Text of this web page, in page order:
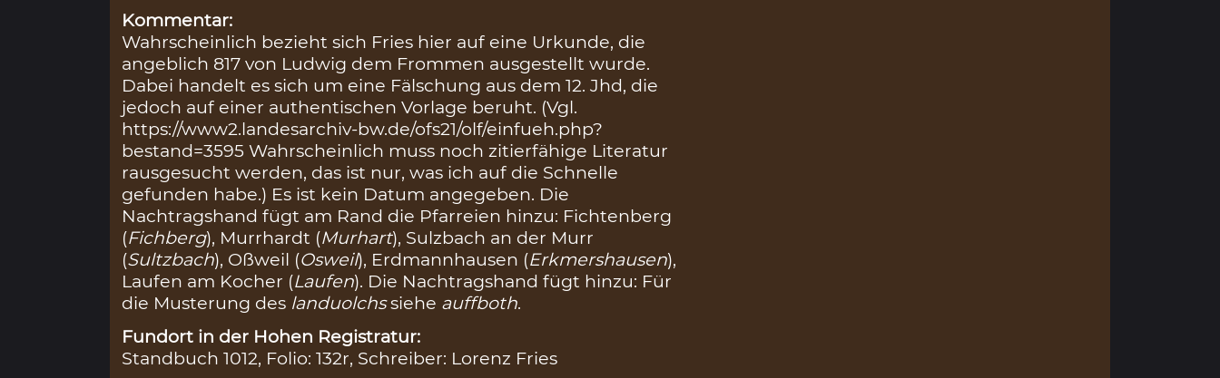
Kommentar:
Wahrscheinlich bezieht sich Fries hier auf eine Urkunde, die
angeblich 817 von Ludwig dem Frommen ausgestellt wurde.
Dabei handelt es sich um eine Fälschung aus dem 12. Jhd, die
jedoch auf einer authentischen Vorlage beruht. (Vgl.
https://www2.landesarchiv-bw.de/ofs21/olf/einfueh.php?
bestand=3595 Wahrscheinlich muss noch zitierfähige Literatur
rausgesucht werden, das ist nur, was ich auf die Schnelle
gefunden habe.) Es ist kein Datum angegeben. Die
Nachtragshand fügt am Rand die Pfarreien hinzu: Fichtenberg
(Fichberg), Murrhardt (Murhart), Sulzbach an der Murr
(Sultzbach), Oßweil (Osweil), Erdmannhausen (Erkmershausen),
Laufen am Kocher (Laufen). Die Nachtragshand fügt hinzu: Für
die Musterung des landuolchssiehe auffboth.
Fundort in der Hohen Registratur:
Standbuch 1012, Folio: 132r, Schreiber: Lorenz Fries